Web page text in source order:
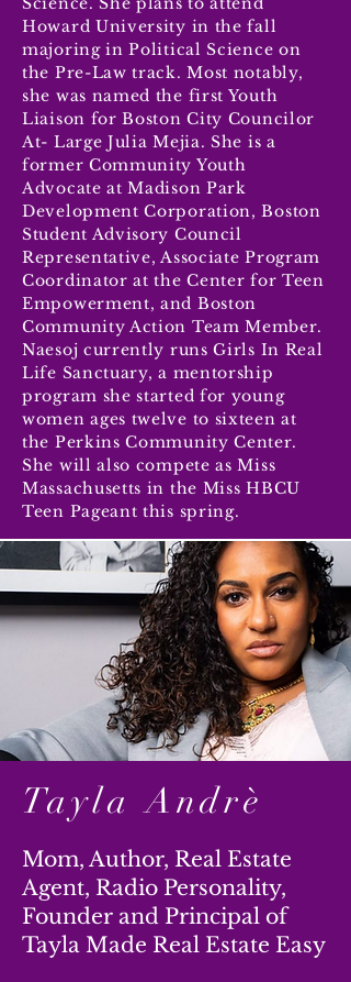
Howard University in the fall
majoring in Political Science on
the Pre-Law track. Most notably,
she was named the first Youth
Liaison for Boston City Councilor
At- Large Julia Mejia. She is a
former Community Youth
Advocate at Madison Park
Development Corporation, Boston
Student Advisory Council
Representative, Associate Program
Coordinator at the Center for Teen
Empowerment, and Boston
Community Action Team Member.
Naesoj currently runs Girls In Real
Life Sanctuary, a mentorship
program she started for young
women ages twelve to sixteen at
the Perkins Community Center.
She will also compete as Miss
Massachusetts in the Miss HBCU
Teen Pageant this spring.
Tayla Andrè
Mom, Author, Real Estate
Agent, Radio Personality,
Founder and Principal of
Tayla Made Real Estate Easy